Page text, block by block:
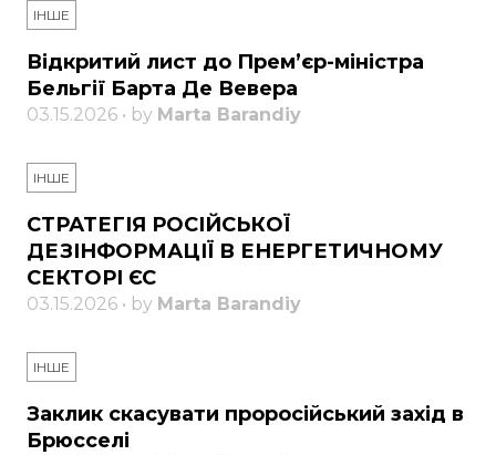
ІНШЕ
Відкритий лист до Прем’єр-міністра
Бельгії Барта Де Вевера
03.15.2026 • by Marta Barandiy
ІНШЕ
СТРАТЕГІЯ РОСІЙСЬКОЇ
ДЕЗІНФОРМАЦІЇ В ЕНЕРГЕТИЧНОМУ
СЕКТОРІ ЄС
03.15.2026 • by Marta Barandiy
ІНШЕ
Заклик скасувати проросійський захід в
Брюсселі